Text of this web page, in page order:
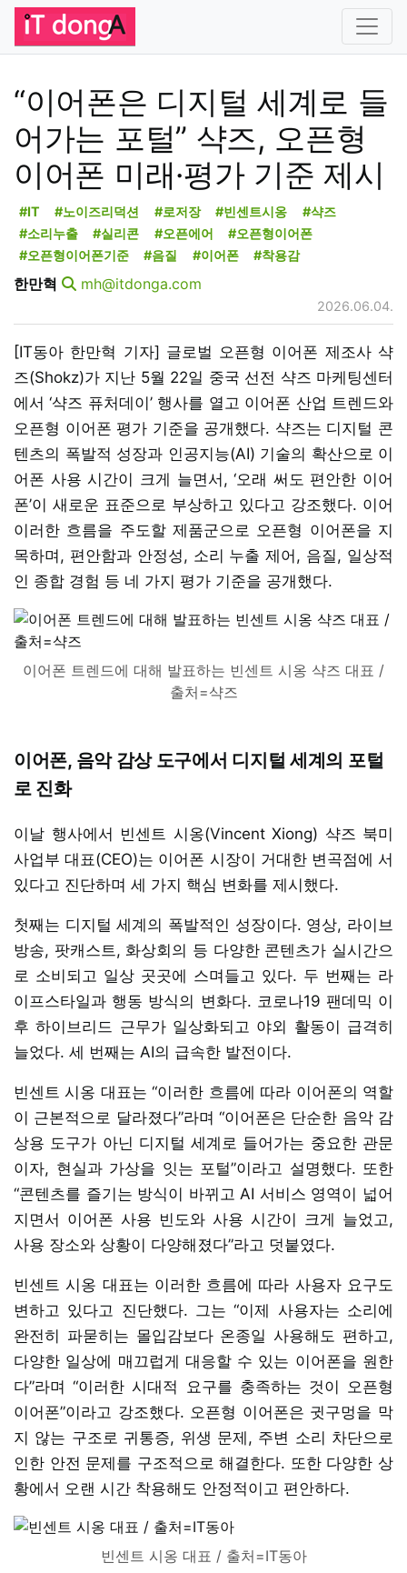
“이어폰은 디지털 세계로 들
어가는 포털” 샥즈, 오픈형
이어폰 미래·평가 기준 제시
#IT #노이즈리덕션 #로저장 #빈센트시옹
#샥즈
#소리누출
#실리콘 #오픈에어
#오픈형이어폰
#오픈형이어폰기준
#음질 #이어폰 #착용감
한만혁 mh@itdonga.com
2026.06.04.
[IT동아 한만혁 기자] 글로벌 오픈형 이어폰 제조사 샥
즈(Shokz)가 지난 5월 22일 중국 선전 샥즈 마케팅센터
에서 ‘샥즈 퓨처데이’ 행사를 열고 이어폰 산업 트렌드와
오픈형 이어폰 평가 기준을 공개했다. 샥즈는 디지털 콘
텐츠의 폭발적 성장과 인공지능(AI) 기술의 확산으로 이
어폰 사용 시간이 크게 늘면서, ‘오래 써도 편안한 이어
폰’이 새로운 표준으로 부상하고 있다고 강조했다. 이어
이러한 흐름을 주도할 제품군으로 오픈형 이어폰을 지
목하며, 편안함과 안정성, 소리 누출 제어, 음질, 일상적
인 종합 경험 등 네 가지 평가 기준을 공개했다.
이어폰 트렌드에 대해 발표하는 빈센트 시옹 샥즈 대표 /
출처=샥즈
이어폰, 음악 감상 도구에서 디지털 세계의 포털
로 진화
이날 행사에서 빈센트 시옹(Vincent Xiong) 샥즈 북미
사업부 대표(CEO)는 이어폰 시장이 거대한 변곡점에 서
있다고 진단하며 세 가지 핵심 변화를 제시했다.
첫째는 디지털 세계의 폭발적인 성장이다. 영상, 라이브
방송, 팟캐스트, 화상회의 등 다양한 콘텐츠가 실시간으
로 소비되고 일상 곳곳에 스며들고 있다. 두 번째는 라
이프스타일과 행동 방식의 변화다. 코로나19 팬데믹 이
후 하이브리드 근무가 일상화되고 야외 활동이 급격히
늘었다. 세 번째는 AI의 급속한 발전이다.
빈센트 시옹 대표는 “이러한 흐름에 따라 이어폰의 역할
이 근본적으로 달라졌다”라며 “이어폰은 단순한 음악 감
상용 도구가 아닌 디지털 세계로 들어가는 중요한 관문
이자, 현실과 가상을 잇는 포털”이라고 설명했다. 또한
“콘텐츠를 즐기는 방식이 바뀌고 AI 서비스 영역이 넓어
지면서 이어폰 사용 빈도와 사용 시간이 크게 늘었고,
사용 장소와 상황이 다양해졌다”라고 덧붙였다.
빈센트 시옹 대표는 이러한 흐름에 따라 사용자 요구도
변하고 있다고 진단했다. 그는 “이제 사용자는 소리에
완전히 파묻히는 몰입감보다 온종일 사용해도 편하고,
다양한 일상에 매끄럽게 대응할 수 있는 이어폰을 원한
다”라며 “이러한 시대적 요구를 충족하는 것이 오픈형
이어폰”이라고 강조했다. 오픈형 이어폰은 귓구멍을 막
지 않는 구조로 귀통증, 위생 문제, 주변 소리 차단으로
인한 안전 문제를 구조적으로 해결한다. 또한 다양한 상
황에서 오랜 시간 착용해도 안정적이고 편안하다.
빈센트 시옹 대표 / 출처=IT동아